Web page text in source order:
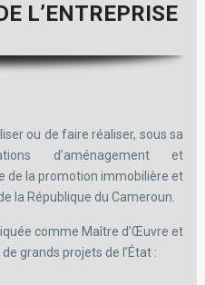
L’ENTREPRISE
ou de faire réaliser, sous sa
d’aménagement et
de la promotion immobilière et
la République du Cameroun.
comme Maître d’Œuvre et
grands projets de l’État :